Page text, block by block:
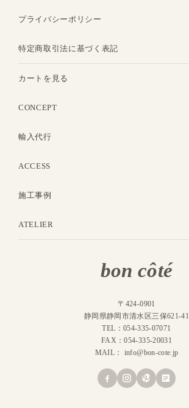
プライバシーポリシー
特定商取引法に基づく表記
カートを見る
CONCEPT
輸入代行
ACCESS
施工事例
ATELIER
bon côté
〒424-0901
静岡県静岡市清水区三保621-41
TEL：054-335-07071
FAX：054-335-20031
MAIL： info@bon-cote.jp